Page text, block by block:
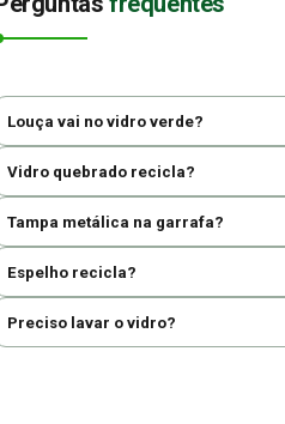
Louça vai no vidro verde?
Vidro quebrado recicla?
Tampa metálica na garrafa?
Espelho recicla?
Preciso lavar o vidro?